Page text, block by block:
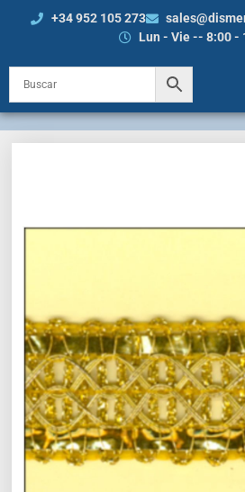
+34 952 105 273
Lun - Vie -- 8:00 -